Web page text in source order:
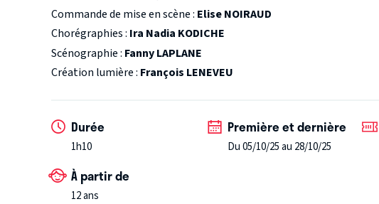
Commande de mise en scène : Elise NOIRAUD
Chorégraphies : Ira Nadia KODICHE
Scénographie : Fanny LAPLANE
Création lumière : François LENEVEU
Durée
1h10
Première et dernière
Du 05/10/25 au 28/10/25
À partir de
12 ans